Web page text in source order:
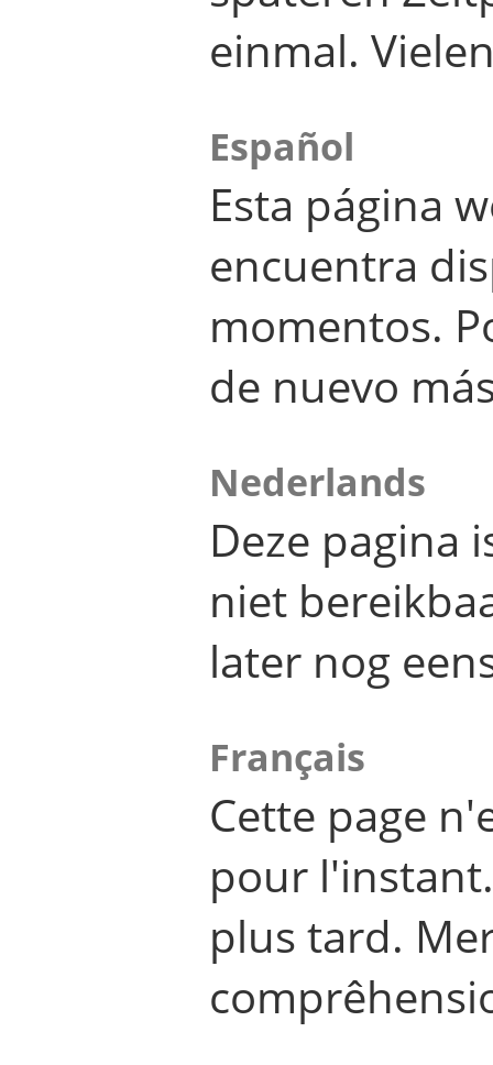
einmal.
Español
Esta página
encuentra
momentos.
de nuevo
Nederlands
Deze pagina
niet
later nog
Français
Cette page
pour
plus tard.